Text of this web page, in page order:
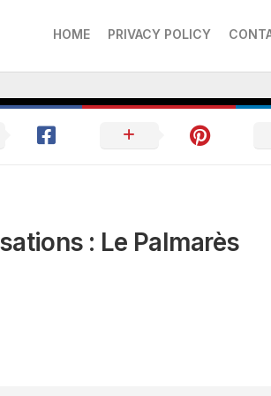
HOME PRIVACY POLICY
: Le Palmarès